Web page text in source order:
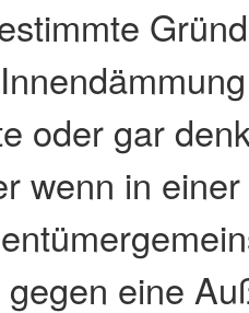
oder gar
wenn in einer
eine